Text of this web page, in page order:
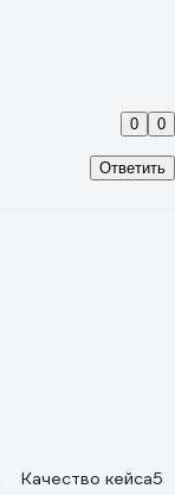
Ответить
0 0
Качество кейса5